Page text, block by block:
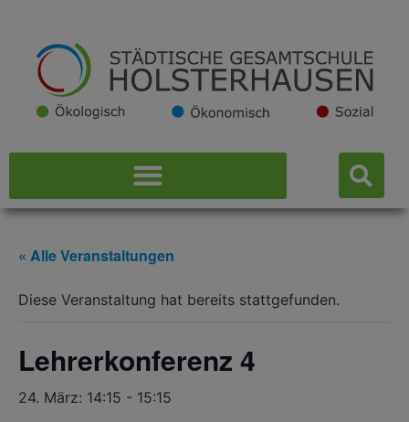
« Alle Veranstaltungen
Diese Veranstaltung hat bereits stattgefunden.
Lehrerkonferenz 4
24. März: 14:15 - 15:15